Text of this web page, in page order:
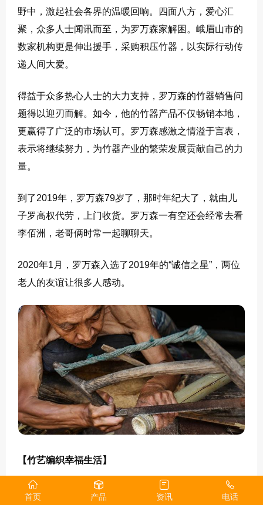
野中，激起社会各界的温暖回响。四面八方，爱心汇
聚，众多人士闻讯而至，为罗万森家解困。峨眉山市的
数家机构更是伸出援手，采购积压竹器，以实际行动传
递人间大爱。
得益于众多热心人士的大力支持，罗万森的竹器销售问
题得以迎刃而解。如今，他的竹器产品不仅畅销本地，
更赢得了广泛的市场认可。罗万森感激之情溢于言表，
表示将继续努力，为竹器产业的繁荣发展贡献自己的力
量。
到了2019年，罗万森79岁了，那时年纪大了，就由儿
子罗高权代劳，上门收货。罗万森一有空还会经常去看
李佰洲，老哥俩时常一起聊聊天。
2020年1月，罗万森入选了2019年的“诚信之星”，两位
老人的友谊让很多人感动。
【竹艺编织幸福生活】
2014年，精准扶贫政策如春风拂面，为李佰洲带来了实
首页 产品 资讯 电话